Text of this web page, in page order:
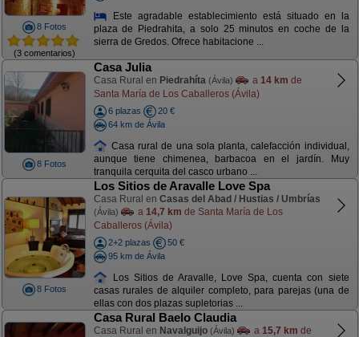
8 Fotos
(3 comentarios)
Este agradable establecimiento está situado en la
plaza de Piedrahita, a solo 25 minutos en coche de la
sierra de Gredos. Ofrece habitacione ...
8 Fotos
Casa Julia
Casa Rural en Piedrahíta (Ávila) a 14 km de
Santa María de Los Caballeros (Ávila)
6 plazas
20 €
64 km de Ávila
Casa rural de una sola planta, calefacción individual,
aunque tiene chimenea, barbacoa en el jardín. Muy
tranquila cerquita del casco urbano ...
8 Fotos
Los Sitios de Aravalle Love Spa
Casa Rural en Casas del Abad / Hustias / Umbrías
(Ávila) a 14,7 km de Santa María de Los
Caballeros (Ávila)
2+2 plazas
50 €
95 km de Ávila
Los Sitios de Aravalle, Love Spa, cuenta con siete
casas rurales de alquiler completo, para parejas (una de
ellas con dos plazas supletorias ...
Casa Rural Baelo Claudia
Casa Rural en Navalguijo (Ávila) a 15,7 km de